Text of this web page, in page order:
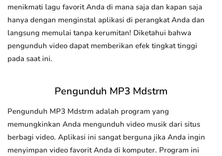
menikmati lagu favorit Anda di mana saja dan kapan saja
hanya dengan menginstal aplikasi di perangkat Anda dan
langsung memulai tanpa kerumitan! Diketahui bahwa
pengunduh video dapat memberikan efek tingkat tinggi
pada saat ini.
Pengunduh MP3 Mdstrm
Pengunduh MP3 Mdstrm adalah program yang
memungkinkan Anda mengunduh video musik dari situs
berbagi video. Aplikasi ini sangat berguna jika Anda ingin
menyimpan video favorit Anda di komputer. Program ini